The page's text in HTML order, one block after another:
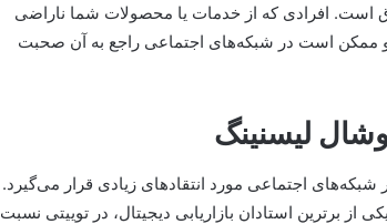
افرادی که از خدمات یا محصولات شما ناراضی
و ممکن است در شبکه‌های اجتماعی راجع به آن صحبت
لیسنینگ
اجتماعی مورد انتقادهای زیادی قرار می‌گیرد.
شهریور ماه 1398 که عادل طالبی، یکی از برترین استادان بازاریابی دیجیتال، در توییتی نسبت